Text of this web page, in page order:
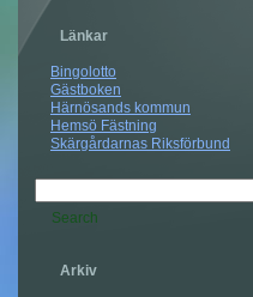
Länkar
Bingolotto
Gästboken
Härnösands kommun
Hemsö Fästning
Skärgårdarnas Riksförbund
Arkiv